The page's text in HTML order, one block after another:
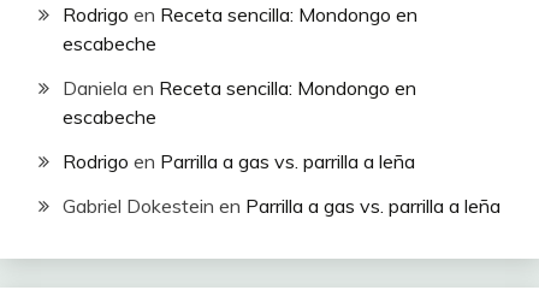
Rodrigo en Receta sencilla: Mondongo en
escabeche
Daniela en Receta sencilla: Mondongo en
escabeche
Rodrigo en Parrilla a gas vs. parrilla a leña
Gabriel Dokestein en Parrilla a gas vs. parrilla a leña